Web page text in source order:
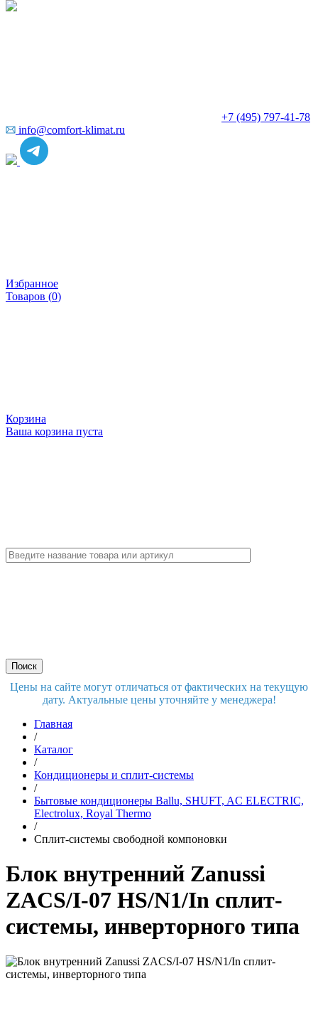
+7 (495) 797-41-78
info@comfort-klimat.ru
Избранное
Товаров (0)
Корзина
Ваша корзина пуста
Цены на сайте могут отличаться от фактических на текущую
дату. Актуальные цены уточняйте у менеджера!
Главная
/
Каталог
/
Кондиционеры и сплит-системы
/
Бытовые кондиционеры Ballu, SHUFT, AC ELECTRIC,
Electrolux, Royal Thermo
/
Сплит-системы свободной компоновки
Блок внутренний Zanussi
ZACS/I-07 HS/N1/In сплит-
системы, инверторного типа